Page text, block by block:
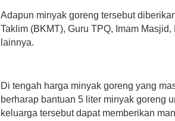
Adapun minyak goreng tersebut
Taklim (BKMT), Guru TPQ, Imam
lainnya.
Di tengah harga minyak goreng yang
berharap bantuan 5 liter minyak goreng
keluarga tersebut dapat memberikan